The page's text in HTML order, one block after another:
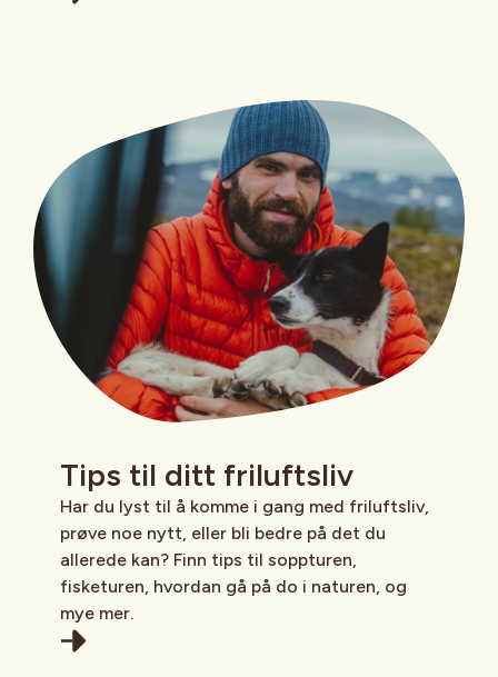
Tips til ditt friluftsliv
Har du lyst til å komme i gang med friluftsliv,
prøve noe nytt, eller bli bedre på det du
allerede kan? Finn tips til soppturen,
fisketuren, hvordan gå på do i naturen, og
mye mer.